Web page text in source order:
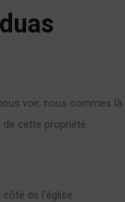
voir, nous sommes
cette propriété.
de l'église.